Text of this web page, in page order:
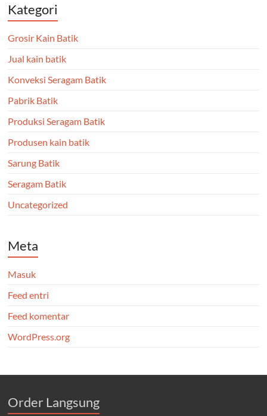
Kategori
Grosir Kain Batik
Jual kain batik
Konveksi Seragam Batik
Pabrik Batik
Produksi Seragam Batik
Produsen kain batik
Sarung Batik
Seragam Batik
Uncategorized
Meta
Masuk
Feed entri
Feed komentar
WordPress.org
Order Langsung